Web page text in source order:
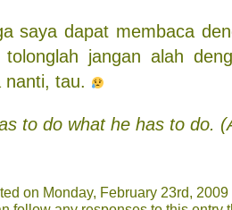
saya dapat membaca
jangan alah
nanti, tau.
to do what he has to do.
on Monday, February 23rd,